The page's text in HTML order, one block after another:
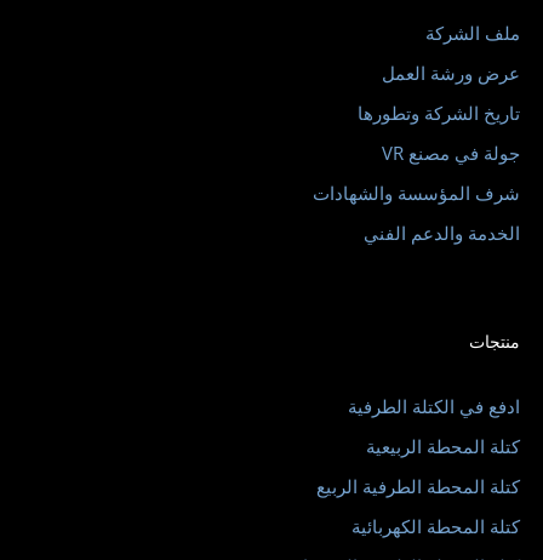
ملف الشركة
عرض ورشة العمل
تاريخ الشركة وتطورها
جولة في مصنع VR
شرف المؤسسة والشهادات
الخدمة والدعم الفني
منتجات
ادفع في الكتلة الطرفية
كتلة المحطة الربيعية
كتلة المحطة الطرفية الربيع
كتلة المحطة الكهربائية